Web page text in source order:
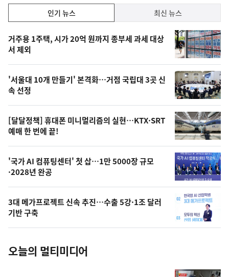
기,
최
신,
오
늘
의
영
상
오
늘
의
사
진
인기 뉴스 최신 뉴스
기
뉴
스
거주용 1주택, 시가 20억 원까지 종부세 과세 대상
서 제외
'서울대 10개 만들기' 본격화…거점 국립대 3곳 신
속 선정
[달달정책] 휴대폰 미니멀리즘의 실현…KTX·SRT
예매 한 번에 끝!
'국가 AI 컴퓨팅센터' 첫 삽…1만 5000장 규모
·2028년 완공
3대 메가프로젝트 신속 추진…수출 5강·1조 달러
기반 구축
오늘의 멀티미디어